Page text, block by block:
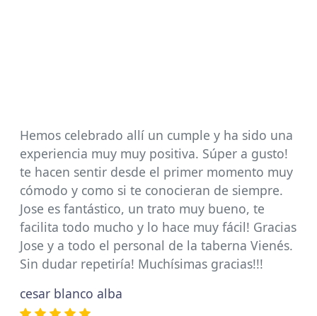
Hemos celebrado allí un cumple y ha sido una
experiencia muy muy positiva. Súper a gusto!
te hacen sentir desde el primer momento muy
cómodo y como si te conocieran de siempre.
Jose es fantástico, un trato muy bueno, te
facilita todo mucho y lo hace muy fácil! Gracias
Jose y a todo el personal de la taberna Vienés.
Sin dudar repetiría! Muchísimas gracias!!!
cesar blanco alba